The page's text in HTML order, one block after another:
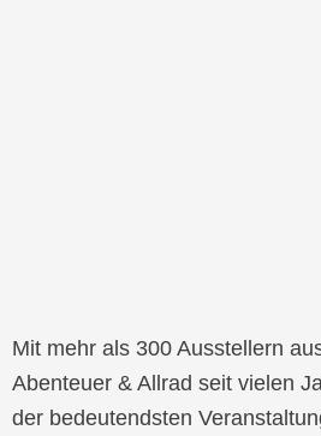
Mit mehr als 300 Ausstellern
Abenteuer & Allrad seit vielen
der bedeutendsten